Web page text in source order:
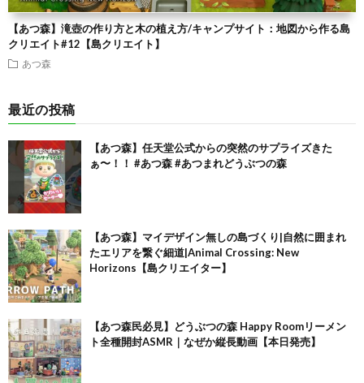
【あつ森】滝壺の作り方と木の植え方/キャンプサイト：地図から作る島
クリエイト#12【島クリエイト】
あつ森
最近の投稿
【あつ森】任天堂公式からの突然のサプライズきた
ぁ〜！！ #あつ森 #あつまれどうぶつの森
【あつ森】マイデザイン無しの島づくり|自然に囲まれ
たエリアを繋ぐ細道|Animal Crossing: New
Horizons【島クリエイター】
【あつ森民必見】どうぶつの森 Happy Roomリーメン
ト全種開封ASMR｜なぜか縦長動画【本日発売】